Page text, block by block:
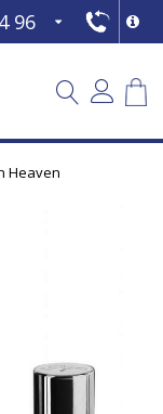
96
Heaven